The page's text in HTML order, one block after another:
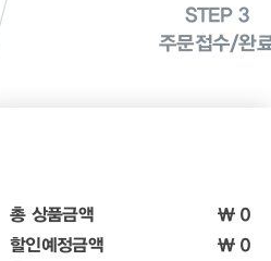
STEP 3
주문접수/완
총 상품금액
₩ 0
할인예정금액
₩ 0